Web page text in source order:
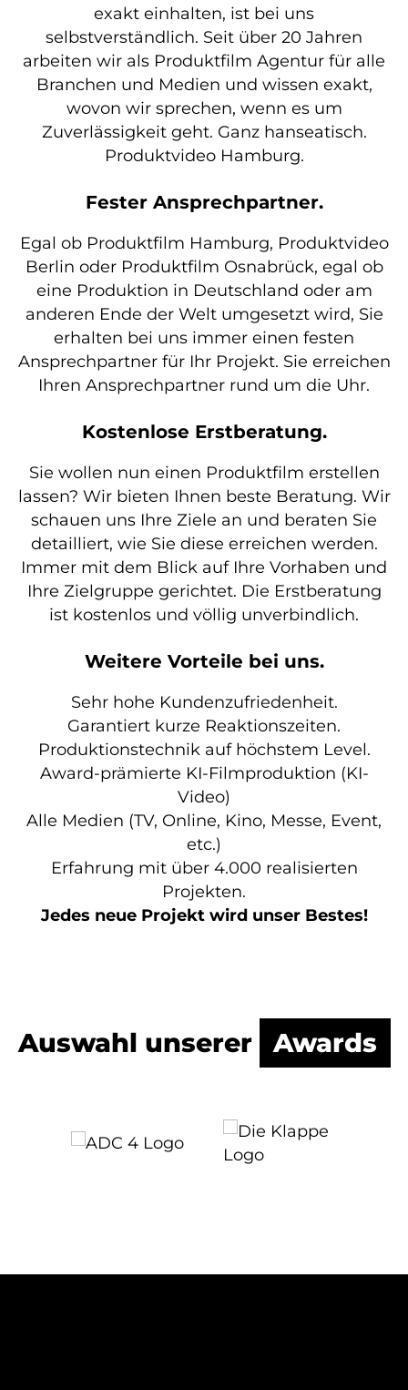
exakt einhalten, ist bei uns
selbstverständlich. Seit über 20 Jahren
arbeiten wir als Produktfilm Agentur für alle
Branchen und Medien und wissen exakt,
wovon wir sprechen, wenn es um
Zuverlässigkeit geht. Ganz hanseatisch.
Produktvideo Hamburg.
Fester Ansprechpartner.
Egal ob Produktfilm Hamburg, Produktvideo
Berlin oder Produktfilm Osnabrück, egal ob
eine Produktion in Deutschland oder am
anderen Ende der Welt umgesetzt wird, Sie
erhalten bei uns immer einen festen
Ansprechpartner für Ihr Projekt. Sie erreichen
Ihren Ansprechpartner rund um die Uhr.
Kostenlose Erstberatung.
Sie wollen nun einen Produktfilm erstellen
lassen? Wir bieten Ihnen beste Beratung. Wir
schauen uns Ihre Ziele an und beraten Sie
detailliert, wie Sie diese erreichen werden.
Immer mit dem Blick auf Ihre Vorhaben und
Ihre Zielgruppe gerichtet. Die Erstberatung
ist kostenlos und völlig unverbindlich.
Weitere Vorteile bei uns.
Sehr hohe Kundenzufriedenheit.
Garantiert kurze Reaktionszeiten.
Produktionstechnik auf höchstem Level.
Award-prämierte KI-Filmproduktion (KI-
Video)
Alle Medien (TV, Online, Kino, Messe, Event,
etc.)
Erfahrung mit über 4.000 realisierten
Projekten.
Jedes neue Projekt wird unser Bestes!
Auswahl unserer Awards